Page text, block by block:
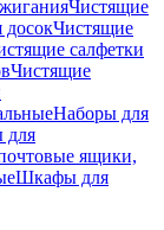
Чистящие
досокЧистящие
салфетки
Чистящие
Наборы для
для
ящики,
Шкафы для